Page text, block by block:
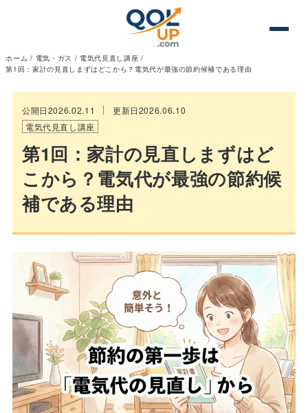
ホーム / 電気・ガス / 電気代見直し講座 /
第1回：家計の見直しまずはどこから？電気代が最強の節約候補である理由
公開日2026.02.11
更新日2026.06.10
電気代見直し講座
第1回：家計の見直しまずはど
こから？電気代が最強の節約候
補である理由